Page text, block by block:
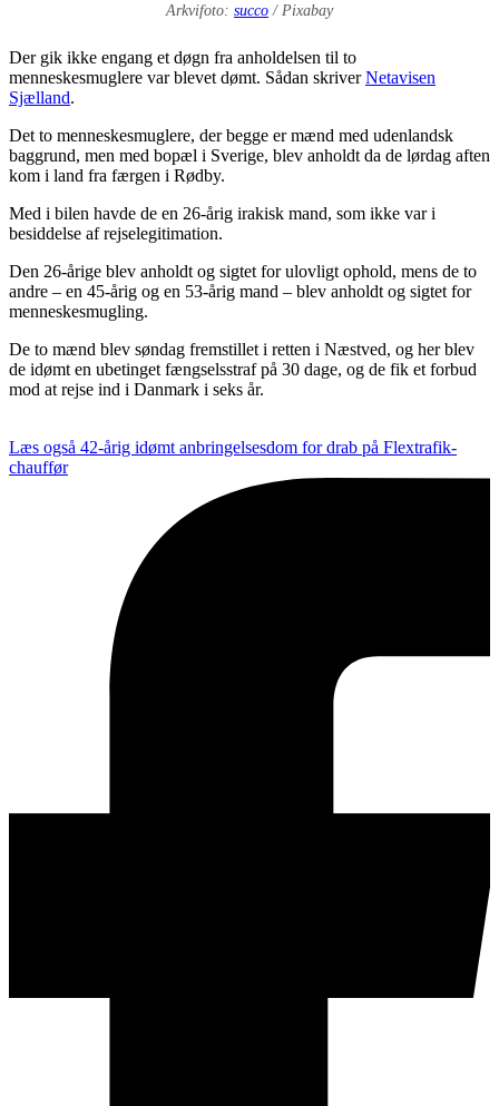
Arkvifoto: succo / Pixabay
Der gik ikke engang et døgn fra anholdelsen til to
menneskesmuglere var blevet dømt. Sådan skriverNetavisen
Sjælland.
Det to menneskesmuglere, der begge er mænd med udenlandsk
baggrund, men med bopæl i Sverige, blev anholdt da de lørdag aften
kom i land fra færgen i Rødby.
Med i bilen havde de en 26-årig irakisk mand, som ikke var i
besiddelse af rejselegitimation.
Den 26-årige blev anholdt og sigtet for ulovligt ophold, mens de to
andre – en 45-årig og en 53-årig mand – blev anholdt og sigtet for
menneskesmugling.
De to mænd blev søndag fremstillet i retten i Næstved, og her blev
de idømt en ubetinget fængselsstraf på 30 dage, og de fik et forbud
mod at rejse ind i Danmark i seks år.
Læs også 42-årig idømt anbringelsesdom for drab på Flextrafik-
chauffør